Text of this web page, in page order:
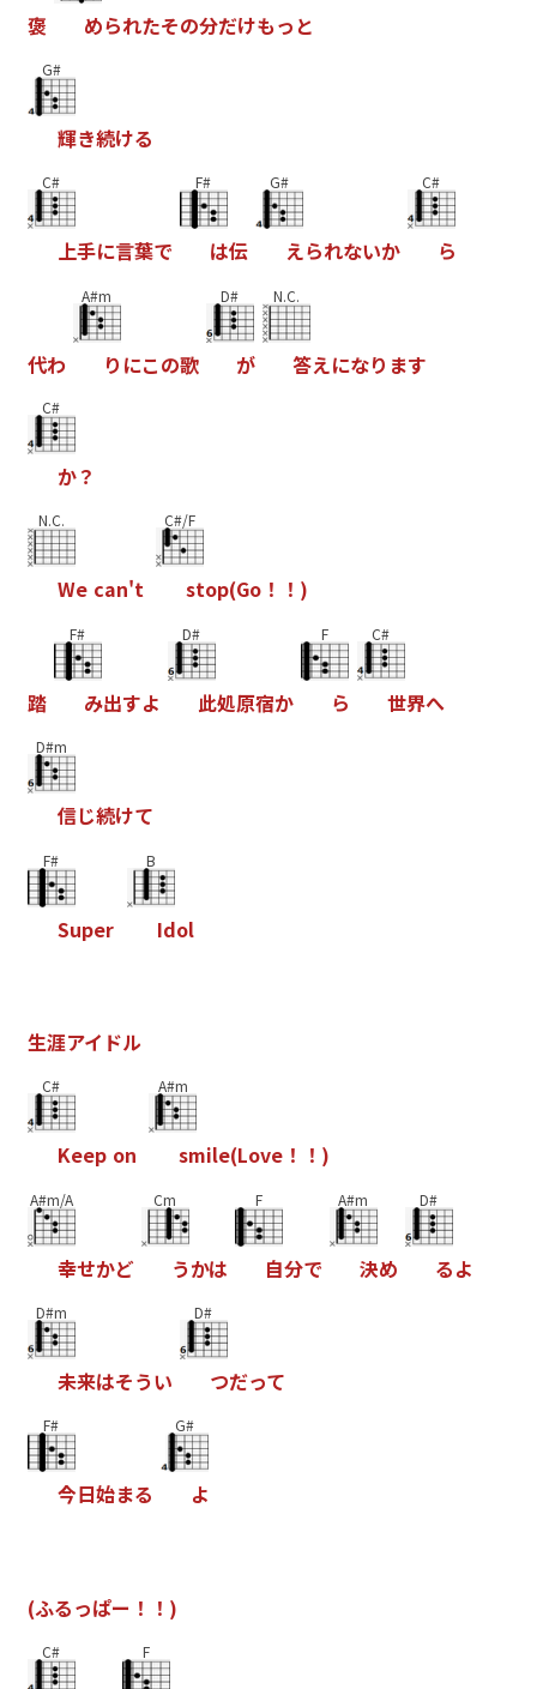
褒 められたその分だけもっ と
G#
輝き続ける
C#
上手に言葉で
F#
は伝
G#
えられないか
C#
ら
代わ
A#m
り にこの歌
D#
が
N.C.
答えになり ます
C#
か？
N.C.
We can't
C#/F
stop(Go ！ ！ )
踏
F#
み出すよ
D#
此処原宿か
F
ら
C#
世界へ
D#m
信じ続けて
F#
Super
B
Idol
生涯アイ ドル
C#
Keep on
A#m
smile(Love ！ ！ )
A#m/A
幸せかど
Cm
うかは
F
自分で
A#m
決め
D#
るよ
D#m
未来はそうい
D#
つだって
F#
今日始まる
G#
よ
(ふるっぱー ！ ！ )
C# F